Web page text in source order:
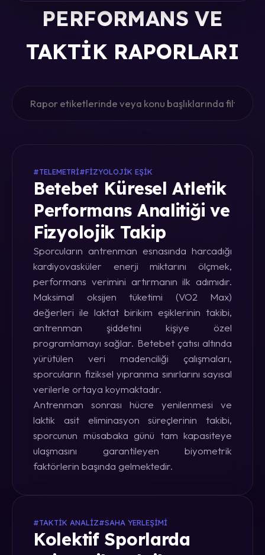
PERFORMANS VE
TAKTIK RAPORLARI
#TELEMETRI#FIZYOLOJIK EŞIK
Betebet Küresel Atletik
Performans Analitiği ve
Fizyolojik Takip
Sporcuların antrenman esnasında harcadığı
kardiyovasküler enerji miktarını ölçmek,
performans verimini artırmanın ilk adımıdır.
Maksimal oksijen tüketimi (VO2 Max)
değerleri ile laktat birikim eşiklerinin takibi,
antrenman şiddetini kişiye özel
programlamayı sağlar. Betebet çatısı altında
yürütülen veri madenciliği çalışmaları,
sporcuların fiziksel yıpranma sınırlarını sayısal
verilerle ortaya koymaktadır.
Antrenman sonrası hücre yenilenmesi ve
laktik asit eliminasyon süreçlerinin takibi,
sporcunun müsabaka günü tam kapasiteye
ulaşmasını garantileyen biyometrik
faktörlerin başında gelmektedir.
#TAKTIK ANALIZ#SAHA YERLEŞIMI
Kolektif Sporlarda